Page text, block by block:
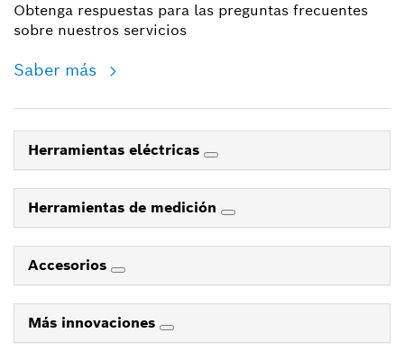
Obtenga respuestas para las preguntas frecuentes
sobre nuestros servicios
Saber más
Herramientas eléctricas
Herramientas de medición
Accesorios
Más innovaciones